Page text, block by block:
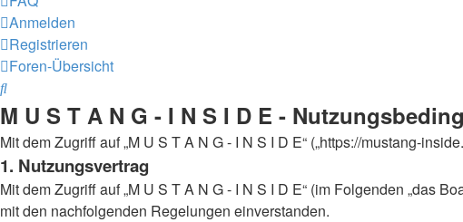
Anmelden
Registrieren
Foren-Übersicht
Suche
M U S T A N G - I N S I D E -
Mit dem Zugriff auf „M U S T A N G - I N S I D E“ („https://mustang-
1. Nutzungsvertrag
Mit dem Zugriff auf „M U S T A N G - I N S I D E“ (im Folgenden „das
mit den nachfolgenden Regelungen einverstanden.